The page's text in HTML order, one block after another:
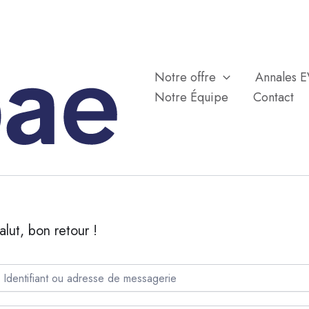
Notre offre
Annales
Notre Équipe
Contact
bon retour !